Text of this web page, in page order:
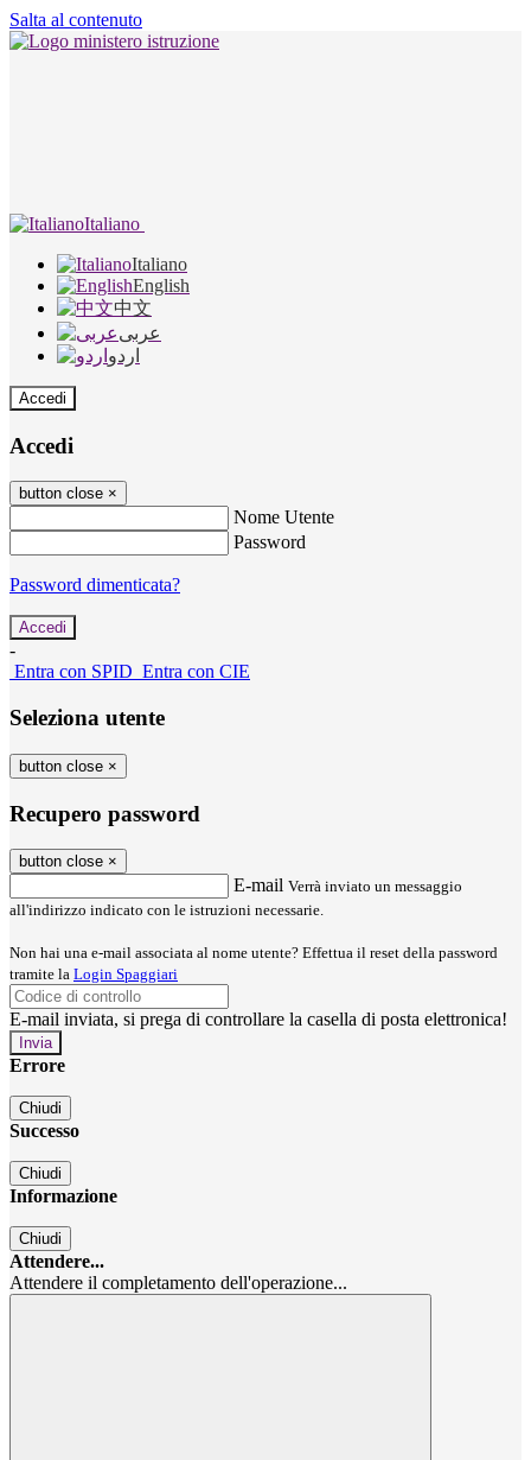
Salta al contenuto
Italiano
Italiano
English
中文
عربى
اردو
Accedi
Accedi
button close ×
Nome Utente
Password
Password dimenticata?
-
Entra con SPID Entra con CIE
Seleziona utente
button close ×
Recupero password
button close ×
E-mail Verrà inviato un messaggio
all'indirizzo indicato con le istruzioni necessarie.
Non hai una e-mail associata al nome utente? Effettua il reset della password
tramite la Login Spaggiari
E-mail inviata, si prega di controllare la casella di posta elettronica!
Errore
Chiudi
Successo
Chiudi
Informazione
Chiudi
Attendere...
Attendere il completamento dell'operazione...